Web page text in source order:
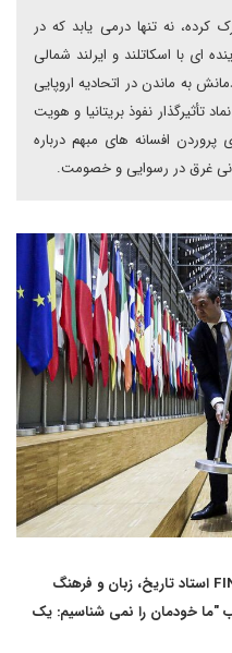
کرده، نه تنها درمی یابد که در
ای با اسکاتلند و ایرلند شمالی
به ماندن در اتحادیه اروپایی
تأثیرگذار نفوذ بریتانیا و هویت
پروردن افسانه های مبهم درباره
غرق در رسوایی و خصومت.
نویسنده: فینتان اوتوله FINTAN O'TOOLE استاد تاریخ، زبان و فرهنگ
"ما خودمان را نمی شناسیم: یک